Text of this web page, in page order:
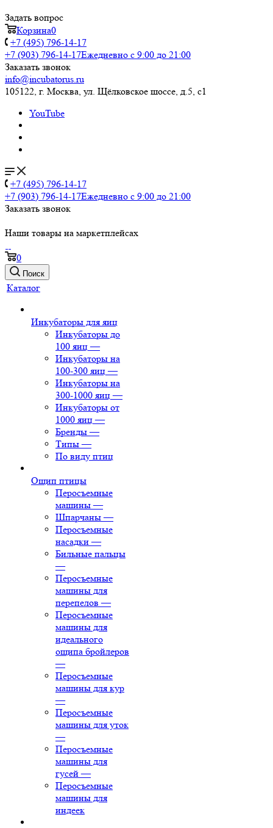
Задать вопрос
Корзина0
+7 (495) 796-14-17
+7 (903) 796-14-17Ежедневно с 9:00 до 21:00
Заказать звонок
info@incubatorus.ru
105122, г. Москва, ул. Щёлковское шоссе, д.5, с1
YouTube
+7 (495) 796-14-17
+7 (903) 796-14-17Ежедневно с 9:00 до 21:00
Заказать звонок
Наши товары на маркетплейсах
0
Поиск
Каталог
Инкубаторы для яиц
Инкубаторы до
100 яиц —
Инкубаторы на
100-300 яиц —
Инкубаторы на
300-1000 яиц —
Инкубаторы от
1000 яиц —
Бренды —
Типы —
По виду птиц
Ощип птицы
Перосъемные
машины —
Шпарчаны —
Перосъемные
насадки —
Бильные пальцы
—
Перосъемные
машины для
перепелов —
Перосъемные
машины для
идеального
ощипа бройлеров
—
Перосъемные
машины для кур
—
Перосъемные
машины для уток
—
Перосъемные
машины для
гусей —
Перосъемные
машины для
индеек